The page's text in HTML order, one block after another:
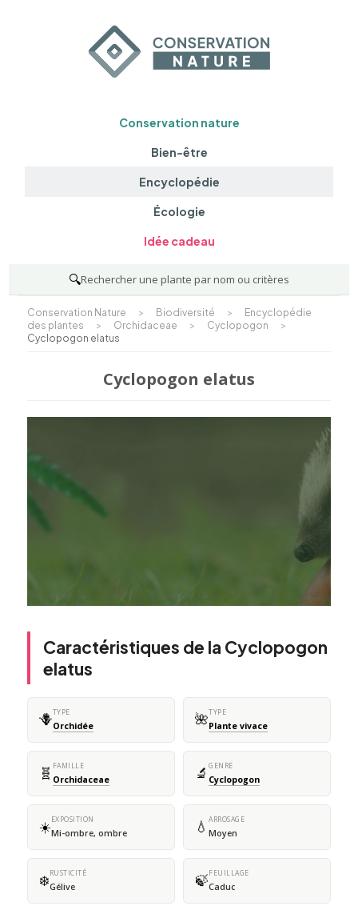
Conservation nature
Bien-être
Encyclopédie
Écologie
Idée cadeau
🔍Rechercher une plante par nom ou critères
Conservation Nature > Biodiversité >
Encyclopédie
des plantes
> Orchidaceae > Cyclopogon
>
Cyclopogon elatus
Cyclopogon elatus
Caractéristiques de la Cyclopogon
elatus
🪻TYPE
Orchidée 🌺TYPE
Plante vivace
🧬 FAMILLE
Orchidaceae 🔬 GENRE
Cyclopogon
☀️EXPOSITION
Mi-ombre, ombre 💧 ARROSAGE
Moyen
❄️RUSTICITÉ
Gélive 🍃FEUILLAGE
Caduc